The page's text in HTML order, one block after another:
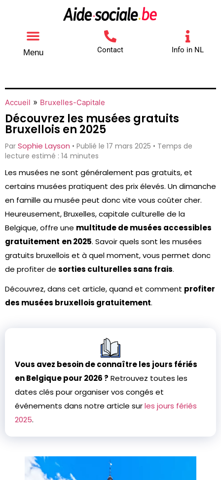
Menu Contact Info in NL
Accueil » Bruxelles-Capitale
Découvrez les musées gratuits
Bruxellois en 2025
Par Sophie Layson • Publié le 17 mars 2025 • Temps de
lecture estimé : 14 minutes
Les musées ne sont généralement pas gratuits, et
certains musées pratiquent des prix élevés. Un dimanche
en famille au musée peut donc vite vous coûter cher.
Heureusement, Bruxelles, capitale culturelle de la
Belgique, offre une multitude de musées accessibles
gratuitement en 2025. Savoir quels sont les musées
gratuits bruxellois et à quel moment, vous permet donc
de profiter de sorties culturelles sans frais.
Découvrez, dans cet article, quand et comment profiter
des musées bruxellois gratuitement.
Vous avez besoin de connaître les jours fériés
en Belgique pour 2026 ? Retrouvez toutes les
dates clés pour organiser vos congés et
événements dans notre article surles jours fériés
2025.